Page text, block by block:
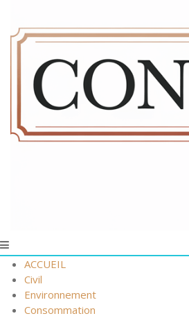
ACCUEIL
Civil
Environnement
Consommation